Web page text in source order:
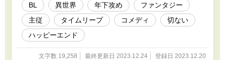
BL 異世界 年下攻め
ファンタジー
主従
タイムリープ コメディ
切ない
ハッピーエンド
文字数 19,258 最終更新日 2023.12.24 登録日 2023.12.20